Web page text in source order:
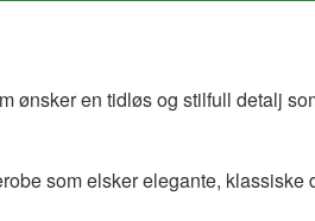
ønsker en tidløs og stilfull detalj
som elsker elegante, klassiske